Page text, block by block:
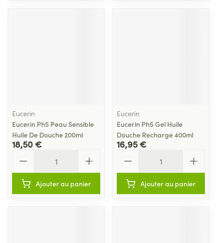
Eucerin
Eucerin Ph5 Peau Sensible
Huile De Douche 200ml
18,50 €
Ajouter au panier
Eucerin
Eucerin Ph5 Gel Huile
Douche Recharge 400ml
16,95 €
Ajouter au panier